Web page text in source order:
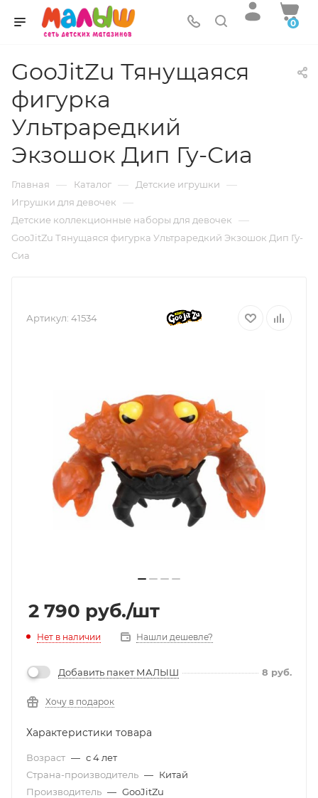
0
GooJitZu Тянущаяся
фигурка
Ультраредкий
Экзошок Дип Гу-Сиа
Главная — Каталог — Детские игрушки —
Игрушки для девочек —
Детские коллекционные наборы для девочек —
GooJitZu Тянущаяся фигурка Ультраредкий Экзошок Дип Гу-
Сиа
Артикул: 41534
2 790 руб./шт
Нет в наличии Нашли дешевле?
Добавить пакет МАЛЫШ 8 руб.
Хочу в подарок
Характеристики товара
Возраст — с 4 лет
Страна-производитель — Китай
Производитель — GooJitZu